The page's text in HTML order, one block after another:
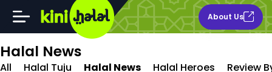
About Us
Halal News
All Halal Tuju Halal News Halal Heroes Review